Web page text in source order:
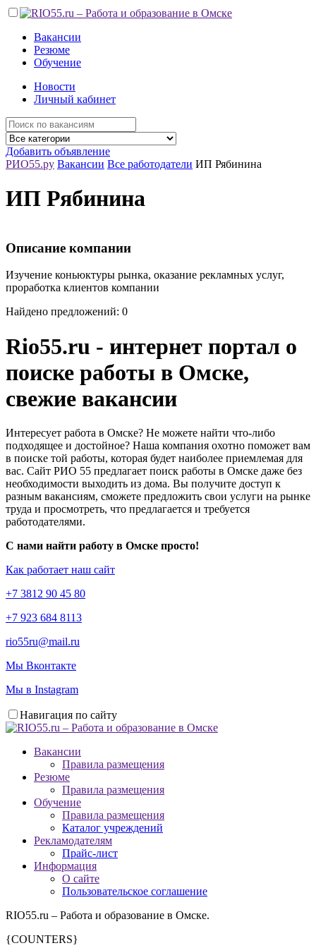
Вакансии
Резюме
Обучение
Новости
Личный кабинет
Добавить объявление
РИО55.ру Вакансии Все работодатели ИП Рябинина
ИП Рябинина
Описание компании
Изучение коньюктуры рынка, оказание рекламных услуг,
проработка клиентов компании
Найдено предложений: 0
Rio55.ru - интернет портал о
поиске работы в Омске,
свежие вакансии
Интересует работа в Омске? Не можете найти что-либо
подходящее и достойное? Наша компания охотно поможет вам
в поиске той работы, которая будет наиболее приемлемая для
вас. Сайт РИО 55 предлагает поиск работы в Омске даже без
необходимости выходить из дома. Вы получите доступ к
разным вакансиям, сможете предложить свои услуги на рынке
труда и просмотреть, что предлагается и требуется
работодателями.
С нами найти работу в Омске просто!
Как работает наш сайт
+7 3812 90 45 80
+7 923 684 8113
rio55ru@mail.ru
Мы Вконтакте
Мы в Instagram
Навигация по сайту
Вакансии
Правила размещения
Резюме
Правила размещения
Обучение
Правила размещения
Каталог учреждений
Рекламодателям
Прайс-лист
Информация
О сайте
Пользовательское соглашение
RIO55.ru – Работа и образование в Омске.
{COUNTERS}